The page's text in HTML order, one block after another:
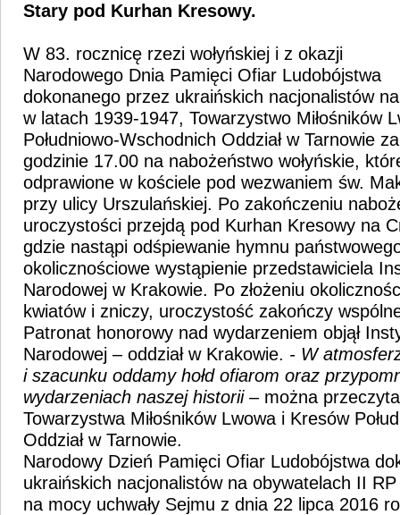
Stary pod Kurhan Kresowy.
W 83. rocznicę rzezi wołyńskiej i z okazji
Narodowego Dnia Pamięci Ofiar Ludobójstwa
dokonanego przez ukraińskich nacjonalistów
w latach 1939-1947, Towarzystwo Miłośników
Południowo-Wschodnich Oddział w Tarnowie
godzinie 17.00 na nabożeństwo wołyńskie,
odprawione w kościele pod wezwaniem św.
przy ulicy Urszulańskiej. Po zakończeniu
uroczystości przejdą pod Kurhan Kresowy na
gdzie nastąpi odśpiewanie hymnu
okolicznościowe wystąpienie przedstawiciela
Narodowej w Krakowie. Po złożeniu
kwiatów i zniczy, uroczystość zakończy
Patronat honorowy nad wydarzeniem objął
Narodowej – oddział w Krakowie. - W
i szacunku oddamy hołd ofiarom oraz
wydarzeniach naszej historii– można
Towarzystwa Miłośników Lwowa i Kresów
Oddział w Tarnowie.
Narodowy Dzień Pamięci Ofiar Ludobójstwa
ukraińskich nacjonalistów na obywatelach II RP
na mocy uchwały Sejmu z dnia 22 lipca 2016